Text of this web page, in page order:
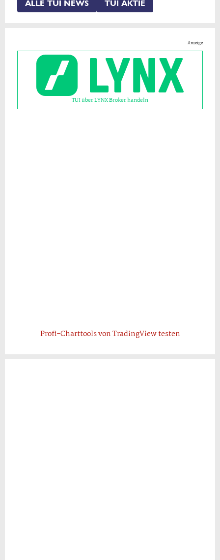
ALLE TUI NEWS TUI AKTIE
Anzeige
TUI über LYNX Broker handeln
Profi-Charttools von TradingView testen